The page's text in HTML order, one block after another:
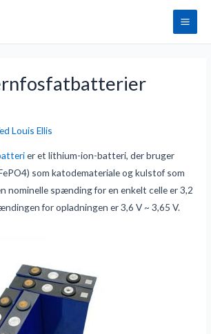
Louis Ellis
er et lithium-ion-batteri, der bruger
som katodemateriale og kulstof som
nominelle spænding for en enkelt celle er 3,2
for opladningen er 3,6 V ~ 3,65 V.